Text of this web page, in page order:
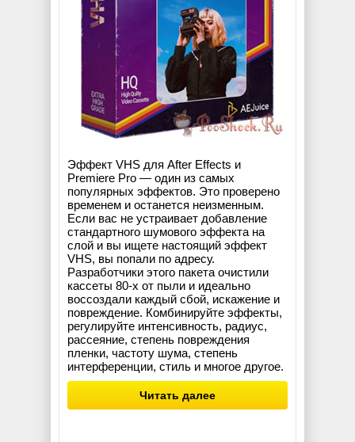
Эффект VHS для After Effects и
Premiere Pro — один из самых
популярных эффектов. Это проверено
временем и останется неизменным.
Если вас не устраивает добавление
стандартного шумового эффекта на
слой и вы ищете настоящий эффект
VHS, вы попали по адресу.
Разработчики этого пакета очистили
кассеты 80-х от пыли и идеально
воссоздали каждый сбой, искажение и
повреждение. Комбинируйте эффекты,
регулируйте интенсивность, радиус,
рассеяние, степень повреждения
пленки, частоту шума, степень
интерференции, стиль и многое другое.
Читать далее